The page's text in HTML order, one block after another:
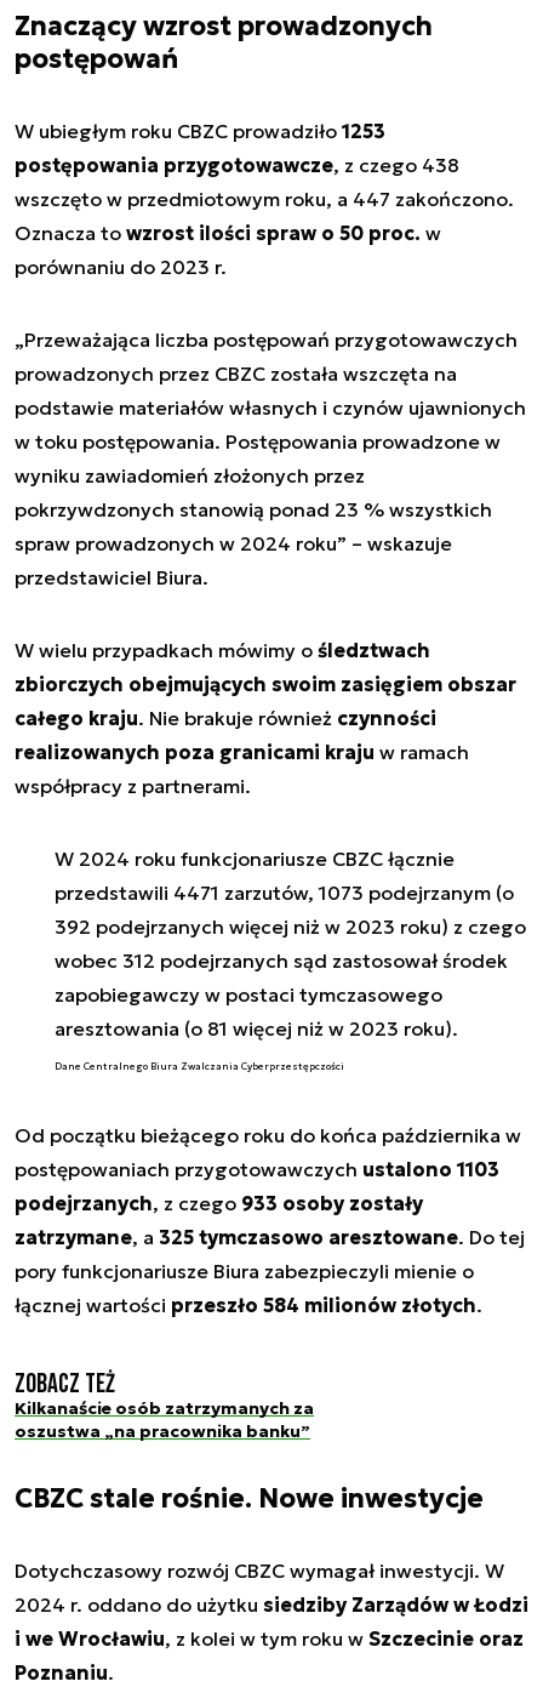
Znaczący wzrost prowadzonych
postępowań
W ubiegłym roku CBZC prowadziło 1253
postępowania przygotowawcze, z czego 438
wszczęto w przedmiotowym roku, a 447 zakończono.
Oznacza to wzrost ilości spraw o 50 proc. w
porównaniu do 2023 r.
„Przeważająca liczba postępowań przygotowawczych
prowadzonych przez CBZC została wszczęta na
podstawie materiałów własnych i czynów ujawnionych
w toku postępowania. Postępowania prowadzone w
wyniku zawiadomień złożonych przez
pokrzywdzonych stanowią ponad 23 % wszystkich
spraw prowadzonych w 2024 roku” – wskazuje
przedstawiciel Biura.
W wielu przypadkach mówimy o śledztwach
zbiorczych obejmujących swoim zasięgiem obszar
całego kraju. Nie brakuje również czynności
realizowanych poza granicami kraju w ramach
współpracy z partnerami.
W 2024 roku funkcjonariusze CBZC łącznie
przedstawili 4471 zarzutów, 1073 podejrzanym (o
392 podejrzanych więcej niż w 2023 roku) z czego
wobec 312 podejrzanych sąd zastosował środek
zapobiegawczy w postaci tymczasowego
aresztowania (o 81 więcej niż w 2023 roku).
Dane Centralnego Biura Zwalczania Cyberprzestępczości
Od początku bieżącego roku do końca października w
postępowaniach przygotowawczych ustalono 1103
podejrzanych, z czego 933 osoby zostały
zatrzymane, a 325 tymczasowo aresztowane. Do tej
pory funkcjonariusze Biura zabezpieczyli mienie o
łącznej wartości przeszło 584 milionów złotych.
Zobacz też
Kilkanaście osób zatrzymanych za
oszustwa „na pracownika banku”
CBZC stale rośnie. Nowe inwestycje
Dotychczasowy rozwój CBZC wymagał inwestycji. W
2024 r. oddano do użytku siedziby Zarządów w Łodzi
i we Wrocławiu, z kolei w tym roku w Szczecinie oraz
Poznaniu.